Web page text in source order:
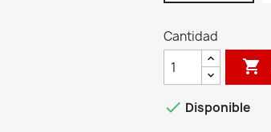
Cantidad

 Disponible